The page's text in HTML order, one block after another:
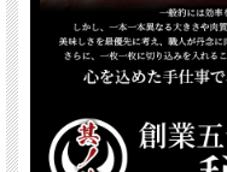
肉のいとう自慢の商品の中から
ハガキに記載のQRコードまたは
たくさんのお肉からお選びいた
答や景品などにおすすめです。